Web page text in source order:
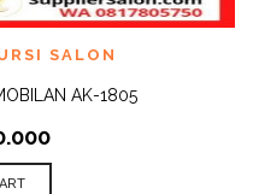
SALON
AK-1805